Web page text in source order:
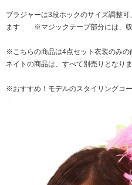
ブラジャーは3段ホックのサイズ調整
ます ※マジックテープ部分には、収
※こちらの商品は4点セット衣装のみの
ネイトの商品は、すべて別売りとなり
※おすすめ！モデルのスタイリングコ